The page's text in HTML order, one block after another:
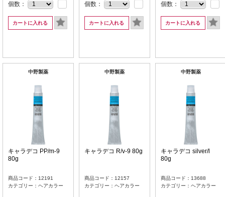
個数：
カートに入れる
個数：
カートに入れる
個数：
カートに入れる
中野製薬
キャラデコ PP/m-9
80g
商品コード：12191
カテゴリー：ヘアカラー
中野製薬
キャラデコ R/v-9 80g
商品コード：12157
カテゴリー：ヘアカラー
中野製薬
キャラデコ silver/l
80g
商品コード：13688
カテゴリー：ヘアカラー